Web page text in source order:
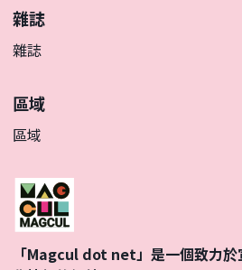
雜誌
雜誌
區域
區域
「Magcul dot net」是一個致力